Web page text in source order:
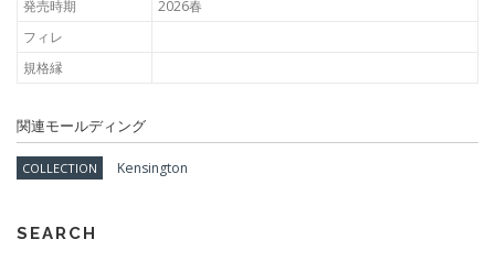
発売時期
2026春
フィレ
規格縁
関連モールディング
COLLECTION Kensington
SEARCH